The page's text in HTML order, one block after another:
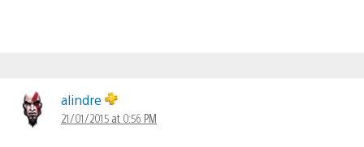
alindre
21/01/2015 at 0:56 PM